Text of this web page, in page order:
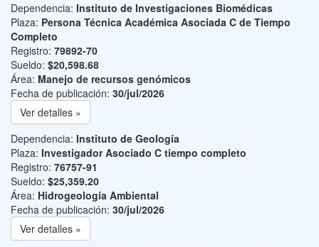
Dependencia: Instituto de Investigaciones Biomédicas
Plaza: Persona Técnica Académica Asociada C de Tiempo
Completo
Registro: 79892-70
Sueldo: $20,598.68
Área: Manejo de recursos genómicos
Fecha de publicación: 30/jul/2026
Ver detalles »
Dependencia: Instituto de Geología
Plaza: Investigador Asociado C tiempo completo
Registro: 76757-91
Sueldo: $25,359.20
Área: Hidrogeología Ambiental
Fecha de publicación: 30/jul/2026
Ver detalles »